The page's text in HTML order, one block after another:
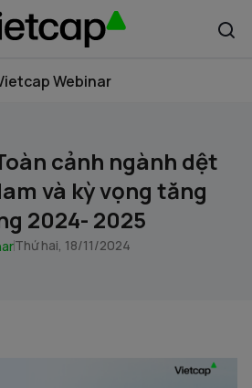
Webinar
cảnh ngành dệt
và kỳ vọng tăng
2024- 2025
Thứ hai, 18/11/2024